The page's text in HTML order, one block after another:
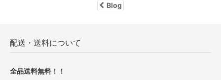
Blog
配送・送料について
全品送料無料！！